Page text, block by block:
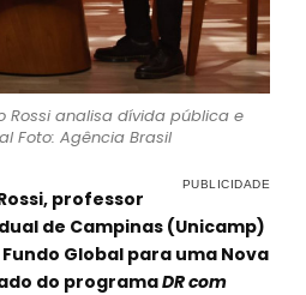
Rossi analisa dívida pública e
Foto: Agência Brasil
professor
de Campinas (Unicamp)
Global para uma Nova
do programaDR com